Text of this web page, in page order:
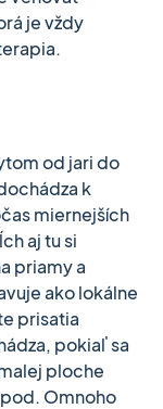
je vždy
od jari do
k
miernejších
aj tu si
priamy a
ako lokálne
prisatia
pokiaľ sa
ploche
Omnoho